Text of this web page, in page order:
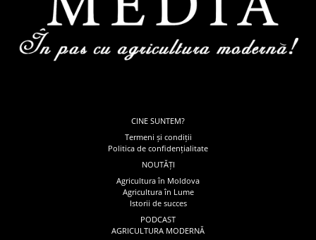
CINE SUNTEM?
Termeni și condiții
Politica de confidențialitate
NOUTĂȚI
Agricultura în Moldova
Agricultura în Lume
Istorii de succes
PODCAST
AGRICULTURA MODERNĂ